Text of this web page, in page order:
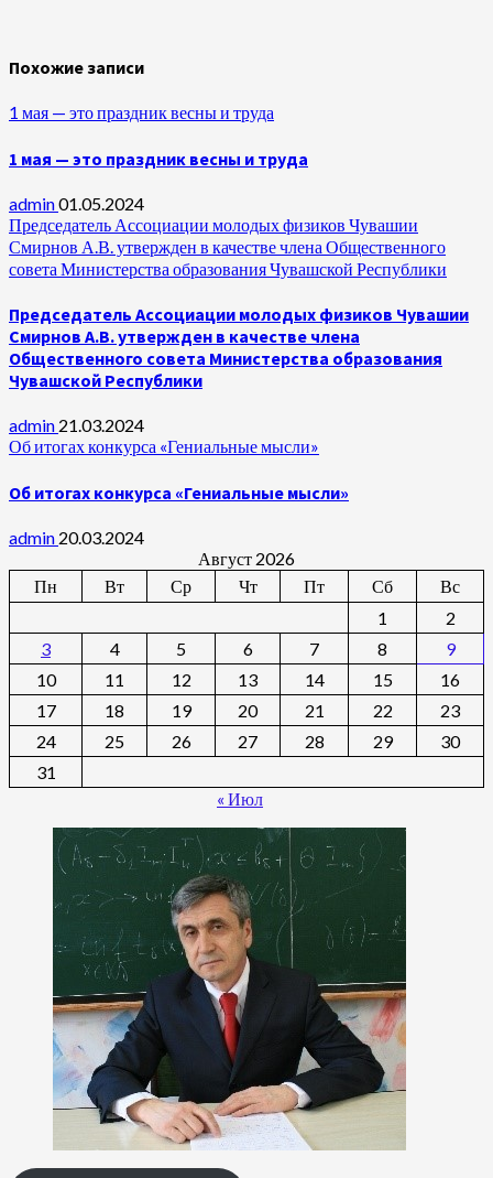
Похожие записи
1 мая — это праздник весны и труда
1 мая — это праздник весны и труда
admin01.05.2024
Председатель Ассоциации молодых физиков Чувашии
Смирнов А.В. утвержден в качестве члена Общественного
совета Министерства образования Чувашской Республики
Председатель Ассоциации молодых физиков Чувашии
Смирнов А.В. утвержден в качестве члена
Общественного совета Министерства образования
Чувашской Республики
admin 21.03.2024
Об итогах конкурса «Гениальные мысли»
Об итогах конкурса «Гениальные мысли»
admin 20.03.2024
Август 2026
Пн
Вт Ср Чт Пт Сб
Вс
1
2
3
4 5 6 7 8
9
10
11 12 13 14 15
16
17
18 19 20 21 22
23
24
25 26 27 28 29
30
31
« Июл